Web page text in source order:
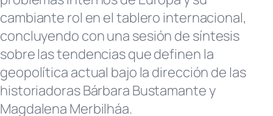
cambiante rol en el tablero internacional,
concluyendo con una sesión de síntesis
sobre las tendencias que definen la
geopolítica actual bajo la dirección de las
historiadoras Bárbara Bustamante y
Magdalena Merbilháa.